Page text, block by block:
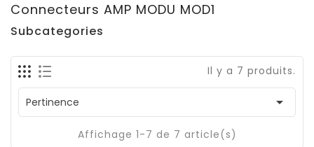
Connecteurs AMP MODU MOD1
Subcategories
Il y a 7 produits.
Pertinence 
Affichage 1-7 de 7 article(s)